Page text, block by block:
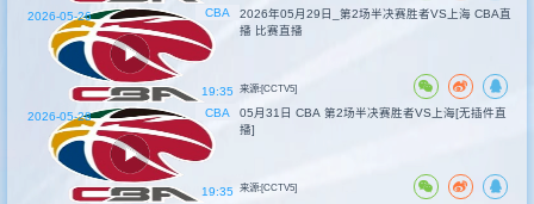
CBA
19:35
2026-05-26
2026年05月29日_第2场半决赛胜者VS上海 CBA直
播 比赛直播
来源:[CCTV5]
CBA
19:35
2026-05-28
05月31日 CBA 第2场半决赛胜者VS上海[无插件直
播]
来源:[CCTV5]